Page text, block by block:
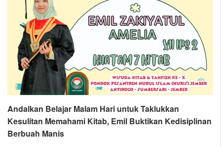
Andalkan Belajar Malam Hari untuk Taklukkan
Kesulitan Memahami Kitab, Emil Buktikan Kedisiplinan
Berbuah Manis